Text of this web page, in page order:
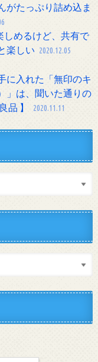
がたっぷり詰め込ま
しめるけど、共有で
楽しい 2020.12.05
に入れた「無印のキ
」は、聞いた通りの
品 】
2020.11.11